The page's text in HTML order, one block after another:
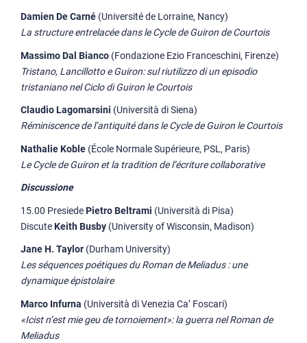
Damien De Carné (Université de Lorraine, Nancy)
La structure entrelacée dans le Cycle de Guiron de Courtois
Massimo Dal Bianco (Fondazione Ezio Franceschini, Firenze)
Tristano, Lancillotto e Guiron: sul riutilizzo di un episodio
tristaniano nel Ciclo di Guiron le Courtois
Claudio Lagomarsini (Università di Siena)
Réminiscence de l’antiquité dans le Cycle de Guiron le Courtois
Nathalie Koble (École Normale Supérieure, PSL, Paris)
Le Cycle de Guiron et la tradition de l’écriture collaborative
Discussione
15.00 PresiedePietro Beltrami (Università di Pisa)
DiscuteKeith Busby (University of Wisconsin, Madison)
Jane H. Taylor (Durham University)
Les séquences poétiques du Roman de Meliadus : une
dynamique épistolaire
Marco Infurna (Università di Venezia Ca’ Foscari)
«Icist n’est mie geu de tornoiement»: la guerra nel Roman de
Meliadus